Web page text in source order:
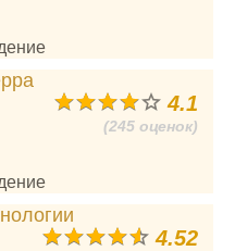
4.1
(245 оценок)
4.52